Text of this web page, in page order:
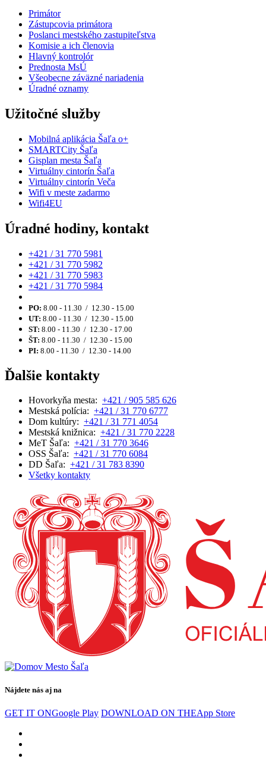
Primátor
Zástupcovia primátora
Poslanci mestského zastupiteľstva
Komisie a ich členovia
Hlavný kontrolór
Prednosta MsÚ
Všeobecne záväzné nariadenia
Úradné oznamy
Užitočné služby
Mobilná aplikácia Šaľa o+
SMARTCity Šaľa
Gisplan mesta Šaľa
Virtuálny cintorín Šaľa
Virtuálny cintorín Veča
Wifi v meste zadarmo
Wifi4EU
Úradné hodiny, kontakt
+421 / 31 770 5981
+421 / 31 770 5982
+421 / 31 770 5983
+421 / 31 770 5984
PO: 8.00 - 11.30 / 12.30 - 15.00
UT: 8.00 - 11.30 / 12.30 - 15.00
ST: 8.00 - 11.30 / 12.30 - 17.00
ŠT: 8.00 - 11.30 / 12.30 - 15.00
PI: 8.00 - 11.30 / 12.30 - 14.00
Ďalšie kontakty
Hovorkyňa mesta: +421 / 905 585 626
Mestská polícia: +421 / 31 770 6777
Dom kultúry: +421 / 31 771 4054
Mestská knižnica: +421 / 31 770 2228
MeT Šaľa: +421 / 31 770 3646
OSS Šaľa: +421 / 31 770 6084
DD Šaľa: +421 / 31 783 8390
Všetky kontakty
Nájdete nás aj na
GET IT ONGoogle Play DOWNLOAD ON THEApp Store